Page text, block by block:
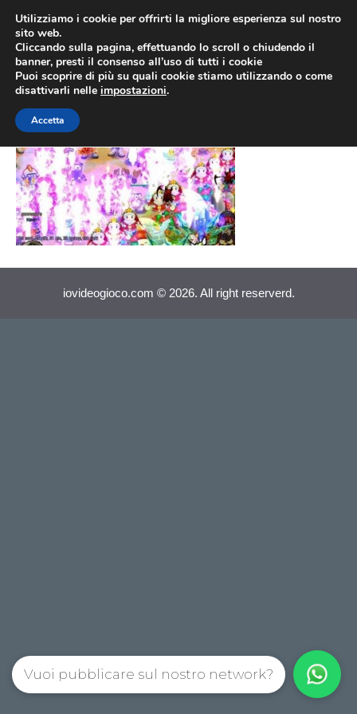
contenuto
NosTale (007)
iovideogioco.com © 2026. All right reserverd.
Utilizziamo i cookie per offrirti la migliore esperienza sul nostro
sito web.
Cliccando sulla pagina, effettuando lo scroll o chiudendo il
banner, presti il consenso all’uso di tutti i cookie
Puoi scoprire di più su quali cookie stiamo utilizzando o come
disattivarli nelle impostazioni.
Accetta
Vuoi pubblicare sul nostro network?